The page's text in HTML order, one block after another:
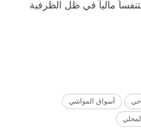
مالياً في ظل الظرفية
أسواق المواشي